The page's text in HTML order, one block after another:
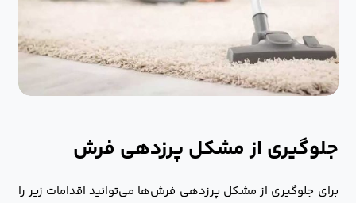
جلوگیری از مشکل پرزدهی فرش
برای جلوگیری از مشکل پرزدهی فرش‌ها می‌توانید اقدامات زیر را